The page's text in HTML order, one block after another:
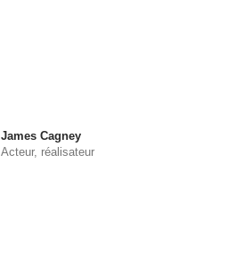
James Cagney
Acteur, réalisateur